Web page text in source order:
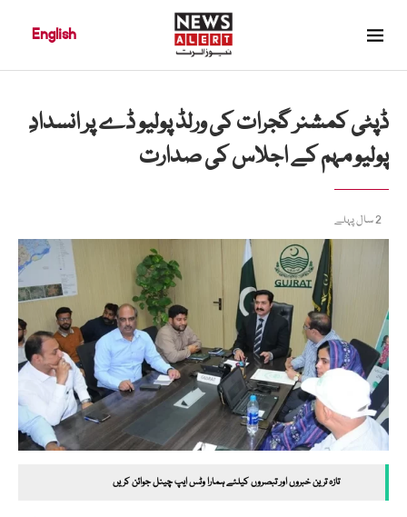
English
ڈپٹی کمشنر گجرات کی ورلڈ پولیو ڈے پر انسدادِ
پولیو مہم کے اجلاس کی صدارت
2 سال پہلے
تازہ ترین خبروں اور تبصروں کیلئے ہمارا وٹس ایپ چینل جوائن کریں